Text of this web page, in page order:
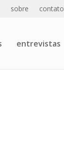
sobre contato
entrevistas